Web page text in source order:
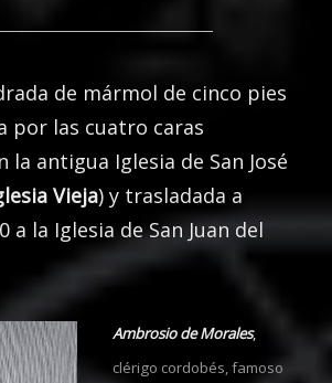
de mármol de cinco pies
por las cuatro caras
la antigua Iglesia de San José
Vieja) y trasladada a
a la Iglesia de San Juan del
Ambrosio de Morales,
clérigo cordobés, famoso